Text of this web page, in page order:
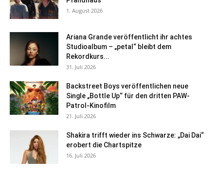
1. August 2026
Ariana Grande veröffentlicht ihr achtes
Studioalbum – „petal“ bleibt dem
Rekordkurs...
31. Juli 2026
Backstreet Boys veröffentlichen neue
Single „Bottle Up“ für den dritten PAW-
Patrol-Kinofilm
21. Juli 2026
Shakira trifft wieder ins Schwarze: „Dai Dai“
erobert die Chartspitze
16. Juli 2026